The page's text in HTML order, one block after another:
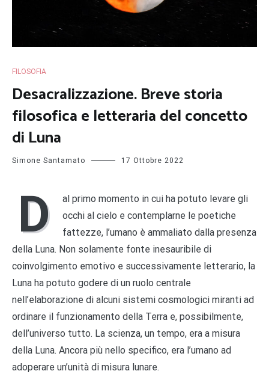
FILOSOFIA
Desacralizzazione. Breve storia
filosofica e letteraria del concetto
di Luna
Simone Santamato 17 Ottobre 2022
D
al primo momento in cui ha potuto levare gli
occhi al cielo e contemplarne le poetiche
fattezze, l’umano è ammaliato dalla presenza
della Luna. Non solamente fonte inesauribile di
coinvolgimento emotivo e successivamente letterario, la
Luna ha potuto godere di un ruolo centrale
nell’elaborazione di alcuni sistemi cosmologici miranti ad
ordinare il funzionamento della Terra e, possibilmente,
dell’universo tutto. La scienza, un tempo, era a misura
della Luna. Ancora più nello specifico, era l’umano ad
adoperare un’unità di misura lunare.